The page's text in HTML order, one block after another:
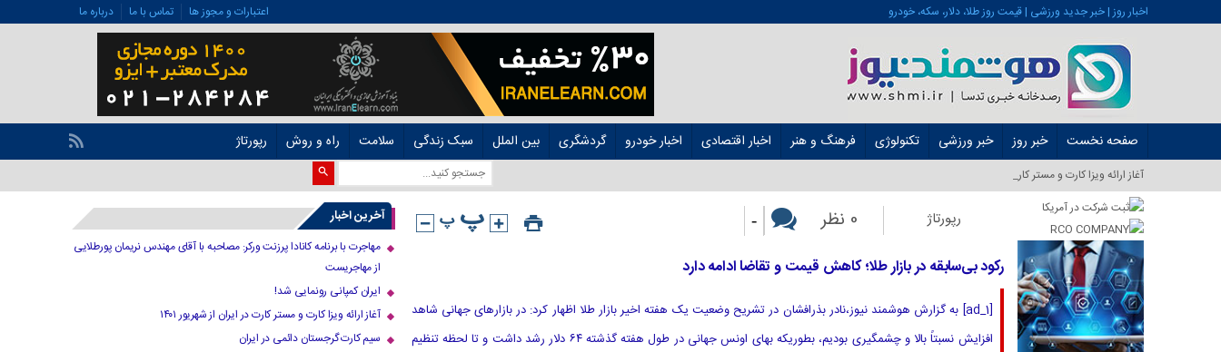
اخبار روز | خبر جدید ورزشی | قیمت روز طلا، دلار، سکه، خودرو اعتبارات و مجوز ها تماس با ما درباره ما
صفحه نخست خبر روز خبر ورزشی تکنولوژی فرهنگ و هنر اخبار اقتصادی اخبار خودرو گردشگری بین الملل سبک زندگی سلامت راه و روش رپورتاژ
آغاز ارائه ویزا کارت و مستر کارت در ایران از شه_
رپورتاژ 0 نظر -
رکود بی‌سابقه در بازار طلا؛ کاهش قیمت و تقاضا ادامه دارد
[ad_1] به گزارش هوشمند نیوز،نادر بذرافشان در تشریح وضعیت یک هفته اخیر بازار طلا اظهار کرد: در بازارهای جهانی شاهد
افزایش نسبتاً بالا و چشمگیری بودیم، بطوریکه بهای اونس جهانی در طول هفته گذشته ۶۴ دلار رشد داشت و تا لحظه تنظیم
آخرین اخبار
مهاجرت با برنامه کانادا پرزنت ورکر: مصاحبه با آقای مهندس نریمان پورطلایی
از مهاجریست
ایران کمپانی رونمایی شد!
آغاز ارائه ویزا کارت و مستر کارت در ایران از شهریور ۱۴۰۱
سیم کارت گرجستان دائمی در ایران